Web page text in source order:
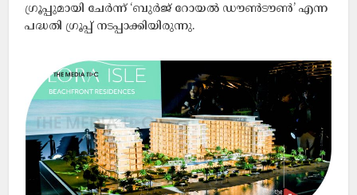
ഗ്രൂപ്പുമായി ചേർന്ന് ‘ബുർജ് റോയൽ ഡൗൺടൗൺ’ എന്ന
പദ്ധതി ഗ്രൂപ്പ് നടപ്പാക്കിയിരുന്നു.